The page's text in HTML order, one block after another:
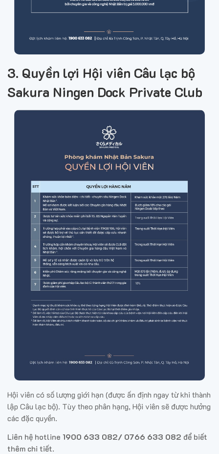
3. Quyền lợi Hội viên Câu lạc bộ
Sakura Ningen Dock Private Club
Hội viên có số lượng giới hạn (được ấn định ngay từ khi thành
lập Câu lạc bộ). Tùy theo phân hạng, Hội viên sẽ được hưởng
các đặc quyền.
Liên hệ hotline 1900 633 082/ 0766 633 082 để biết
thêm chi tiết.